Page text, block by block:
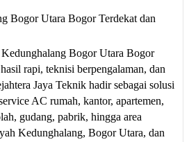
Bogor Utara Bogor Terdekat dan
Bogor Utara Bogor
rapi, teknisi berpengalaman, dan
Jaya Teknik hadir sebagai solusi
AC rumah, kantor, apartemen,
gudang, pabrik, hingga area
Kedunghalang, Bogor Utara, dan